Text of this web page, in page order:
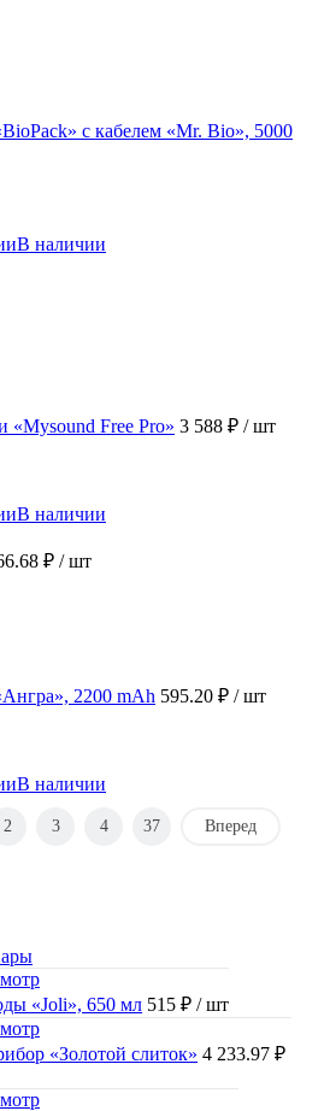
c кабелем «Mr. Bio», 5000
В наличии
«Mysound Free Pro» 3 588 ₽ / шт
В наличии
₽ / шт
2200 mAh 595.20 ₽ / шт
В наличии
2 3 4 37 Вперед
«Joli», 650 мл 515 ₽ / шт
«Золотой слиток» 4 233.97 ₽